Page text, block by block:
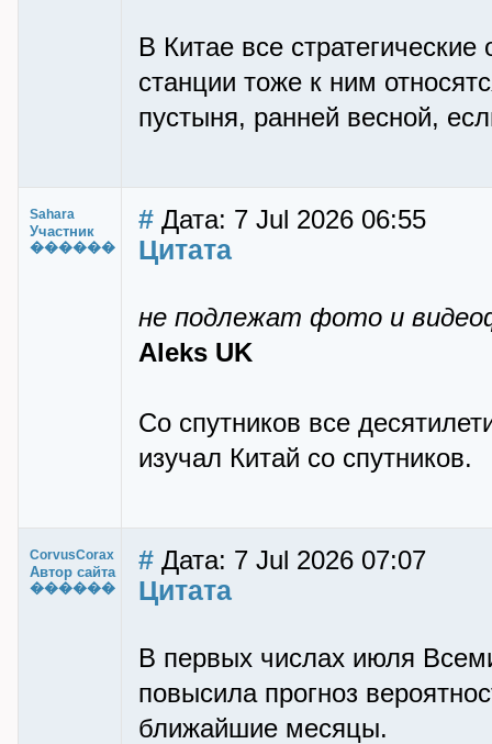
В Китае все
станции тоже к ним
пустыня, ранней весной,
Sahara
Участник
������
# Дата: 7 Jul 2026 06:55
Цитата
не подлежат фото и
Aleks UK
Со спутников все
изучал Китай со спутников.
CorvusCorax
Автор сайта
������
# Дата: 7 Jul 2026 07:07
Цитата
В первых числах июля
повысила прогноз
ближайшие месяцы.